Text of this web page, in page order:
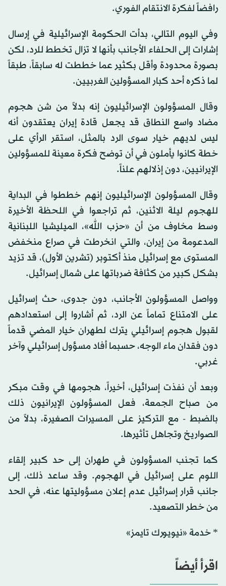
رافضاً لفكرة الانتقام الفوري.
وفي اليوم التالي، بدأت الحكومة الإسرائيلية في إرسال
إشارات إلى الحلفاء الأجانب بأنها لا تزال تخطط للرد، لكن
بصورة محدودة وأقل بكثير عما خططت له سابقاً، طبقاً
لما ذكره أحد كبار المسؤولين الغربيين.
وقال المسؤولون الإسرائيليون إنه بدلاً من شن هجوم
مضاد واسع النطاق قد يجعل قادة إيران يعتقدون أنه
ليس لديهم خيار سوى الرد بالمثل، استقر الرأي على
خطة كانوا يأملون في أن توضح فكرة معينة للمسؤولين
الإيرانيين، دون إذلالهم علناً.
وقال المسؤولون الإسرائيليون إنهم خططوا في البداية
للهجوم ليلة الاثنين، ثم تراجعوا في اللحظة الأخيرة
وسط مخاوف من أن «حزب الله»، الميليشيا اللبنانية
المدعومة من إيران، والتي انخرطت في صراع منخفض
المستوى مع إسرائيل منذ أكتوبر (تشرين الأول)، قد تزيد
بشكل كبير من كثافة ضرباتها على شمال إسرائيل.
وواصل المسؤولون الأجانب، دون جدوى، حث إسرائيل
على الامتناع تماماً عن الرد، ثم أشاروا إلى استعدادهم
لقبول هجوم إسرائيلي يترك لطهران خيار المضي قدماً
دون فقدان ماء الوجه، حسبما أفاد مسؤول إسرائيلي وآخر
غربي.
وبعد أن نفذت إسرائيل، أخيراً، هجومها في وقت مبكر
من صباح الجمعة، فعل المسؤولون الإيرانيون ذلك
بالضبط - مع التركيز على المسيرات الصغيرة، بدلاً من
الصواريخ وتجاهل تأثيرها.
كما تجنب المسؤولون في طهران إلى حد كبير إلقاء
اللوم على إسرائيل في الهجوم. وقد ساعد ذلك، إلى
جانب قرار إسرائيل عدم إعلان مسؤوليتها عنه، في الحد
من خطر التصعيد.
* خدمة «نيويورك تايمز»
اقرأ أيضاً